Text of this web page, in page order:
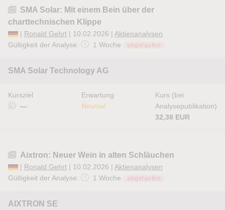
SMA Solar: Mit einem Bein über der
charttechnischen Klippe
| Ronald Gehrt | 10.02.2026 | Aktienanalysen
Gültigkeit der Analyse:
1 Woche abgelaufen
SMA Solar Technology AG
Kursziel
—
Erwartung
Neutral
Kurs (bei
Analysepublikation)
32,38 EUR
Aixtron: Neuer Wein in alten Schläuchen
| Ronald Gehrt | 10.02.2026 | Aktienanalysen
Gültigkeit der Analyse:
1 Woche abgelaufen
AIXTRON SE